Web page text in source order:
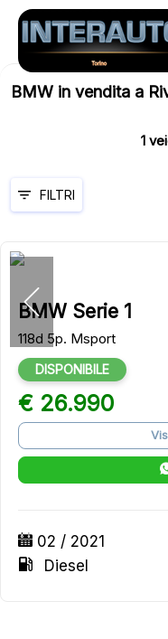
BMW in vendita a
1
FILTRI
BMW Serie 1
118d 5p. Msport
DISPONIBILE
€ 26.990
02 / 2021
Diesel